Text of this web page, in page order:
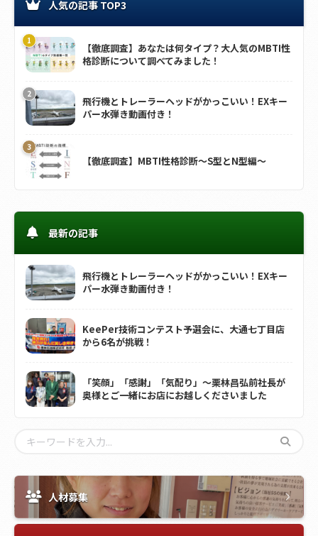
人気の記事 TOP3
【徹底調査】あなたは何タイプ？大人気のMBTI性
格診断について調べてみました！
飛行機とトレーラーヘッドがかっこいい！EXキー
パー水弾き動画付き！
【徹底調査】MBTI性格診断～S型とN型編～
最新の記事
飛行機とトレーラーヘッドがかっこいい！EXキー
パー水弾き動画付き！
KeePer技術コンテスト予選会に、大通七丁目店
から6名が挑戦！
「笑顔」「感謝」「気配り」～栗林昌弘前社長が
奥様とご一緒にお店にお越しくださいました
人材募集